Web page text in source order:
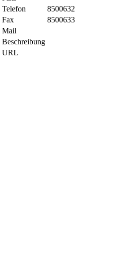
Telefon
8500632
Fax
8500633
Mail
Beschreibung
URL